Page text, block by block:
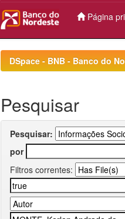
Página
DSpace - BNB - Banco do
Pesquisar
Pesquisar:
por
Filtros correntes: